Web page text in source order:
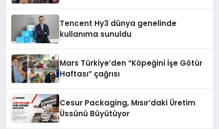
Tencent Hy3 dünya genelinde
kullanıma sunuldu
Mars Türkiye’den “Köpeğini İşe Götür
Haftası” çağrısı
Cesur Packaging, Mısır’daki Üretim
Üssünü Büyütüyor